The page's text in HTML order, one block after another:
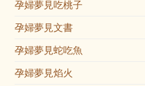
孕婦夢見吃桃子
孕婦夢見文書
孕婦夢見蛇吃魚
孕婦夢見焰火